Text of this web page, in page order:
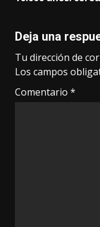
Deja una
Tu dirección de
Los campos
Comentario *